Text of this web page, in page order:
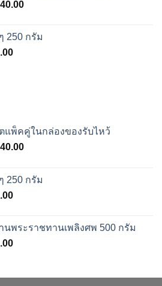
Current
฿140.00.
250 กรัม
Current
แพ็คคู่ในกล่องของรับไหว้
Current
฿140.00.
250 กรัม
Current
฿23.00.
นพระราชทานเพลิงศพ 500 กรัม
Current
฿49.00.